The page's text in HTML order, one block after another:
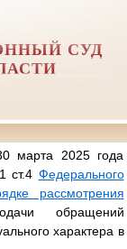
СУД
марта 2025 года
ст.4 Федерального
рассмотрения
обращений
характера в